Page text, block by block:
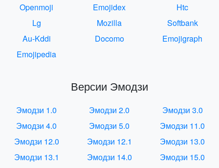
Openmoji
Emojidex
Htc
Lg
Mozilla
Softbank
Au-Kddi
Docomo
Emojigraph
Emojipedia
Версии Эмодзи
Эмодзи 1.0 Эмодзи 2.0
Эмодзи 3.0
Эмодзи 4.0
Эмодзи 5.0
Эмодзи 11.0
Эмодзи 12.0
Эмодзи 12.1
Эмодзи 13.0
Эмодзи 13.1
Эмодзи 14.0
Эмодзи 15.0